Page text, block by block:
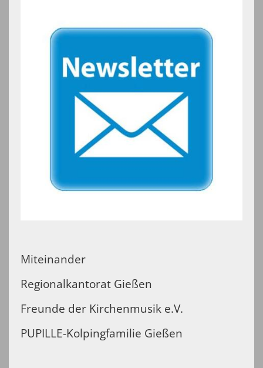
Miteinander
Regionalkantorat Gießen
Freunde der Kirchenmusik e.V.
PUPILLE-Kolpingfamilie Gießen